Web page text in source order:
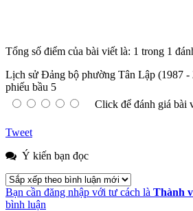
Tổng số điểm của bài viết là: 1 trong 1
Lịch sử Đảng bộ phường Tân Lập (1987 -
phiếu bầu 5
Click để đánh giá bài
Tweet
Ý kiến bạn đọc
Bạn cần đăng nhập với tư cách là Thành
bình luận